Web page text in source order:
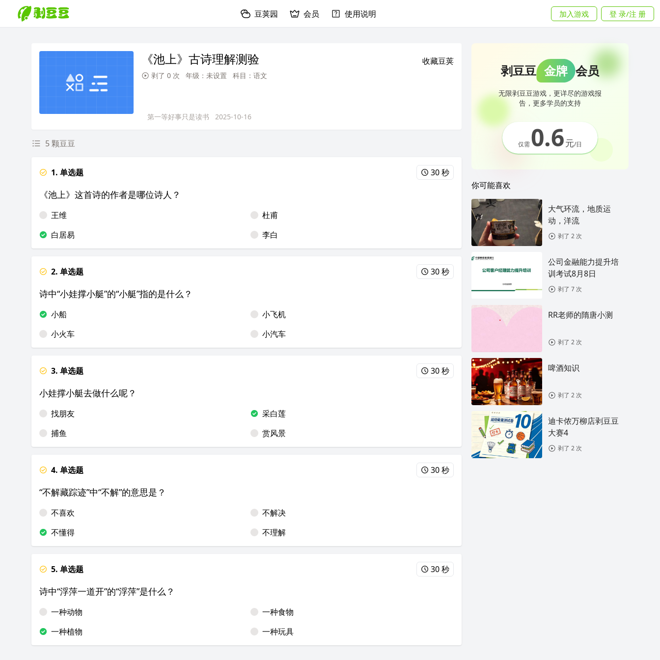
豆荚园 会员 使用说明 加入游戏 登 录/注 册
《池上》古诗理解测验 收藏豆荚
剥了 0 次 年级：未设置 科目：语文
第一等好事只是读书 2025-10-16
5 颗豆豆
1. 单选题 30 秒
《池上》这首诗的作者是哪位诗人？
王维
杜甫
白居易
李白
2. 单选题 30 秒
诗中“小娃撑小艇”的“小艇”指的是什么？
小船
小飞机
小火车
小汽车
3. 单选题 30 秒
小娃撑小艇去做什么呢？
找朋友
采白莲
捕鱼
赏风景
4. 单选题 30 秒
“不解藏踪迹”中“不解”的意思是？
不喜欢
不解决
不懂得
不理解
5. 单选题 30 秒
诗中“浮萍一道开”的“浮萍”是什么？
一种动物
一种食物
一种植物
一种玩具
剥豆豆 金牌 会员
无限剥豆豆游戏，更详尽的游戏报
告，更多学员的支持
仅需0.6元/日
你可能喜欢
大气环流，地质运
动，洋流
剥了 2 次
公司金融能力提升培
训考试8月8日
剥了 7 次
RR老师的隋唐小测
剥了 2 次
啤酒知识
剥了 2 次
迪卡侬万柳店剥豆豆
大赛4
剥了 2 次